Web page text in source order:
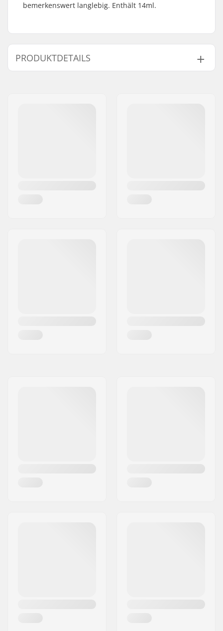
bemerkenswert langlebig. Enthält 14ml.
PRODUKTDETAILS